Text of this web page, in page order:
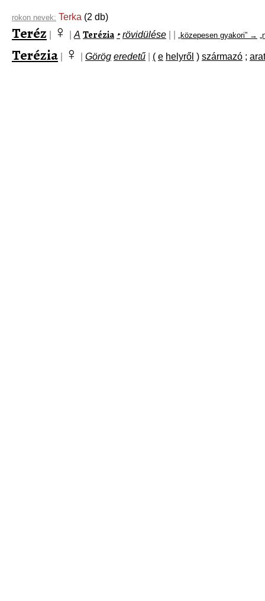
rokon nevek: Terka (2 db)
Teréz ♀ A Terézia ‣ rövidülése „közepesen gyakori” →
Terézia ♀ Görög eredetű ( e helyről ) származó ;